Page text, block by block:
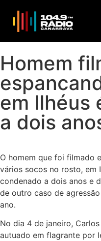
Homem
em Ilhéus
a dois
O homem que foi filmado
vários socos no rosto, em
condenado a dois anos e
de outro caso de
ano.
No dia 4 de janeiro,
autuado em flagrante por